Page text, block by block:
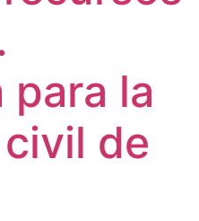
para la
de